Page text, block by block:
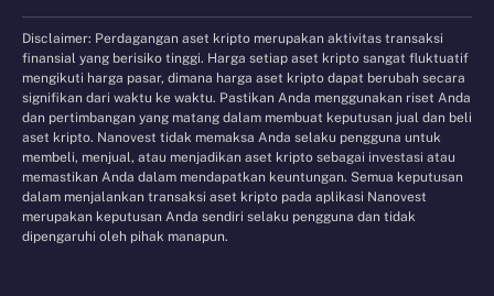
Disclaimer: Perdagangan aset kripto merupakan aktivitas transaksi
finansial yang berisiko tinggi. Harga setiap aset kripto sangat fluktuatif
mengikuti harga pasar, dimana harga aset kripto dapat berubah secara
signifikan dari waktu ke waktu. Pastikan Anda menggunakan riset Anda
dan pertimbangan yang matang dalam membuat keputusan jual dan beli
aset kripto. Nanovest tidak memaksa Anda selaku pengguna untuk
membeli, menjual, atau menjadikan aset kripto sebagai investasi atau
memastikan Anda dalam mendapatkan keuntungan. Semua keputusan
dalam menjalankan transaksi aset kripto pada aplikasi Nanovest
merupakan keputusan Anda sendiri selaku pengguna dan tidak
dipengaruhi oleh pihak manapun.